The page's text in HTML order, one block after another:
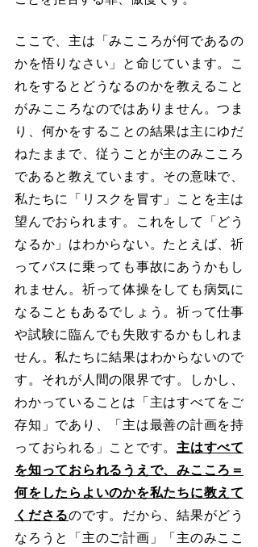
ここで、主は「みこころが何であるの
かを悟りなさい」と命じています。こ
れをするとどうなるのかを教えること
がみこころなのではありません。つま
り、何かをすることの結果は主にゆだ
ねたままで、従うことが主のみこころ
であると教えています。その意味で、
私たちに「リスクを冒す」ことを主は
望んでおられます。これをして「どう
なるか」はわからない。たとえば、祈
ってバスに乗っても事故にあうかもし
れません。祈って体操をしても病気に
なることもあるでしょう。祈って仕事
や試験に臨んでも失敗するかもしれま
せん。私たちに結果はわからないので
す。それが人間の限界です。しかし、
わかっていることは「主はすべてをご
存知」であり、「主は最善の計画を持
っておられる」ことです。 主はすべて
を知っておられるうえで、みこころ＝
何をしたらよいのかを私たちに教えて
くださるのです。だから、結果がどう
なろうと「主のご計画」「主のみここ